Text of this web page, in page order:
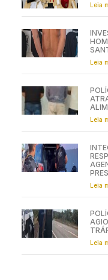
Leia
Leia
Leia
Leia
Leia